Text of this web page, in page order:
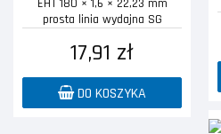
EHT 180 × 1,6 × 22,23 mm
prosta linia wydajna SG
17,91 zł
DO KOSZYKA